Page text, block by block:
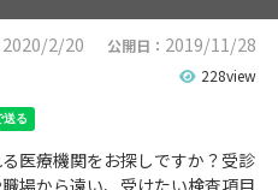
2020/2/20 公開日： 2019/11/28
228view
医療機関をお探しですか？受診
場から遠い、受けたい検査項目